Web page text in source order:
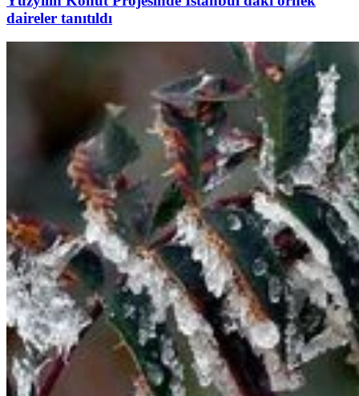
daireler tanıtıldı